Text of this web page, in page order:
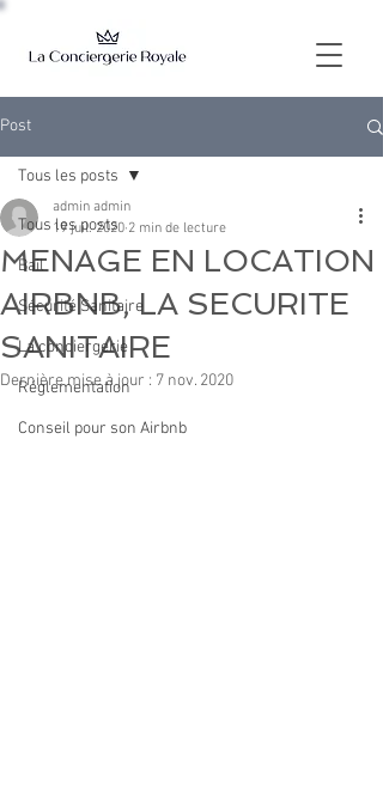
Post
Tous les posts
Bail
Sécurité Sanitaire
La conciergerie
Réglementation
Conseil pour son Airbnb
Tous les posts
MENAGE EN LOCATION
AIRBNB, LA SECURITE
SANITAIRE
admin admin
19 juil. 2020 2 min de lecture
Dernière mise à jour : 7 nov. 2020